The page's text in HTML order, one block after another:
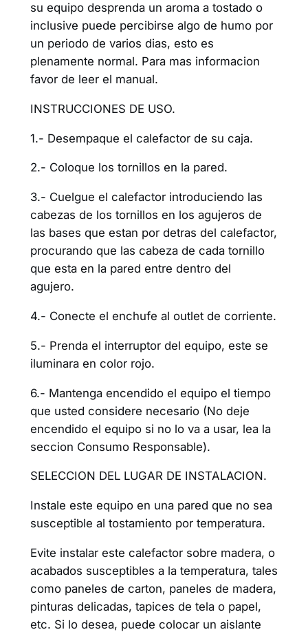
su equipo desprenda un aroma a tostado o
inclusive puede percibirse algo de humo por
un periodo de varios dias, esto es
plenamente normal. Para mas informacion
favor de leer el manual.
INSTRUCCIONES DE USO.
1.- Desempaque el calefactor de su caja.
2.- Coloque los tornillos en la pared.
3.- Cuelgue el calefactor introduciendo las
cabezas de los tornillos en los agujeros de
las bases que estan por detras del calefactor,
procurando que las cabeza de cada tornillo
que esta en la pared entre dentro del
agujero.
4.- Conecte el enchufe al outlet de corriente.
5.- Prenda el interruptor del equipo, este se
iluminara en color rojo.
6.- Mantenga encendido el equipo el tiempo
que usted considere necesario (No deje
encendido el equipo si no lo va a usar, lea la
seccion Consumo Responsable).
SELECCION DEL LUGAR DE INSTALACION.
Instale este equipo en una pared que no sea
susceptible al tostamiento por temperatura.
Evite instalar este calefactor sobre madera, o
acabados susceptibles a la temperatura, tales
como paneles de carton, paneles de madera,
pinturas delicadas, tapices de tela o papel,
etc. Si lo desea, puede colocar un aislante